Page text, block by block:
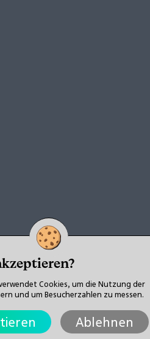
Cookies, um die Nutzung der
und um Besucherzahlen zu messen.
Ablehnen